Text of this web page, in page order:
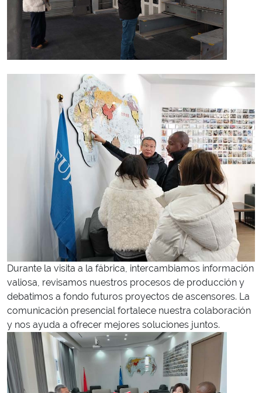
Durante la visita a la fábrica, intercambiamos información
valiosa, revisamos nuestros procesos de producción y
debatimos a fondo futuros proyectos de ascensores. La
comunicación presencial fortalece nuestra colaboración
y nos ayuda a ofrecer mejores soluciones juntos.